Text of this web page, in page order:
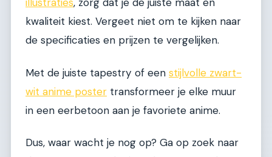
kwaliteit kiest. Vergeet niet om te kijken naar
de specificaties en prijzen te vergelijken.
Met de juiste tapestry of een stijlvolle zwart-
wit anime poster transformeer je elke muur
in een eerbetoon aan je favoriete anime.
Dus, waar wacht je nog op? Ga op zoek naar